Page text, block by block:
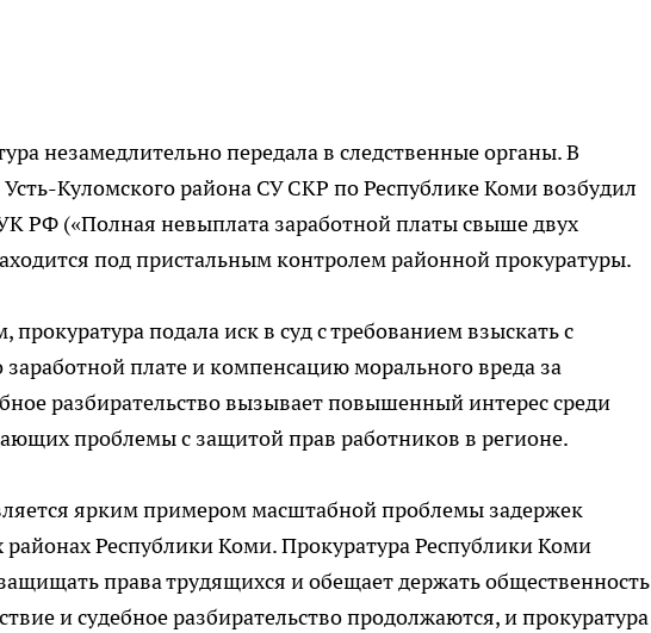
незамедлительно передала в следственные органы. В
Усть-Куломского района СУ СКР по Республике Коми возбудил
РФ («Полная невыплата заработной платы свыше двух
под пристальным контролем районной прокуратуры.
подала иск в суд с требованием взыскать с
плате и компенсацию морального вреда за
разбирательство вызывает повышенный интерес среди
проблемы с защитой прав работников в регионе.
ярким примером масштабной проблемы задержек
Республики Коми. Прокуратура Республики Коми
права трудящихся и обещает держать общественность
и судебное разбирательство продолжаются, и прокуратура